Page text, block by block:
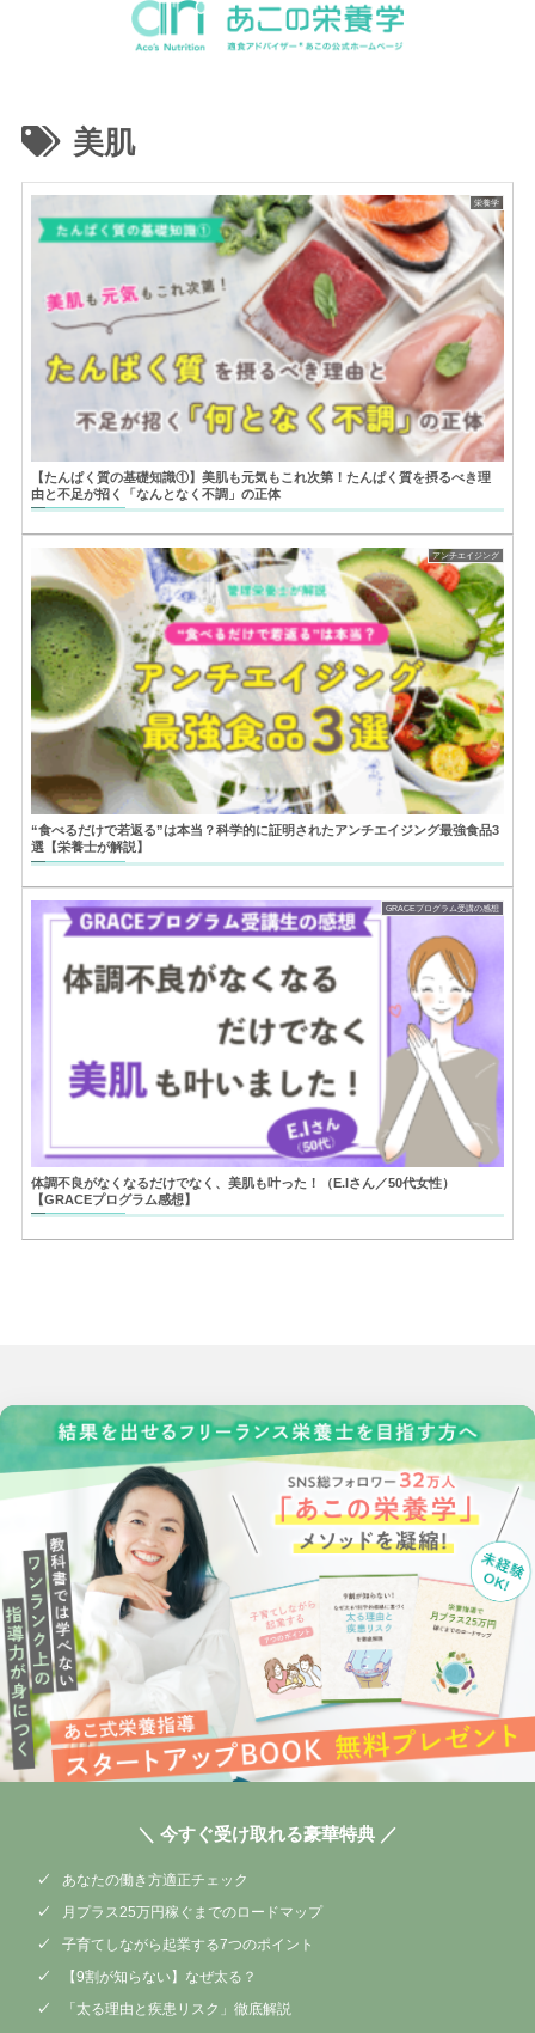
美肌
栄養学
【たんぱく質の基礎知識①】美肌も元気もこれ次第！たんぱく質を摂るべき理
由と不足が招く「なんとなく不調」の正体
アンチエイジング
“食べるだけで若返る”は本当？科学的に証明されたアンチエイジング最強食品3
選【栄養士が解説】
GRACEプログラム受講の感想
体調不良がなくなるだけでなく、美肌も叶った！（E.Iさん／50代女性）
【GRACEプログラム感想】
＼ 今すぐ受け取れる豪華特典 ／
あなたの働き方適正チェック
月プラス25万円稼ぐまでのロードマップ
子育てしながら起業する7つのポイント
【9割が知らない】なぜ太る？
「太る理由と疾患リスク」徹底解説